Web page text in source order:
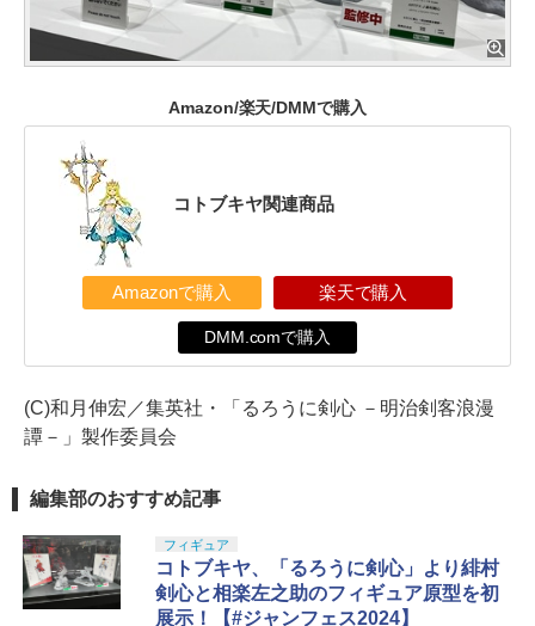
Amazon/楽天/DMMで購入
コトブキヤ関連商品
Amazonで購入 楽天で購入
DMM.comで購入
(C)和月伸宏／集英社・「るろうに剣心 －明治剣客浪漫
譚－」製作委員会
編集部のおすすめ記事
フィギュア
コトブキヤ、「るろうに剣心」より緋村
剣心と相楽左之助のフィギュア原型を初
展示！【#ジャンフェス2024】